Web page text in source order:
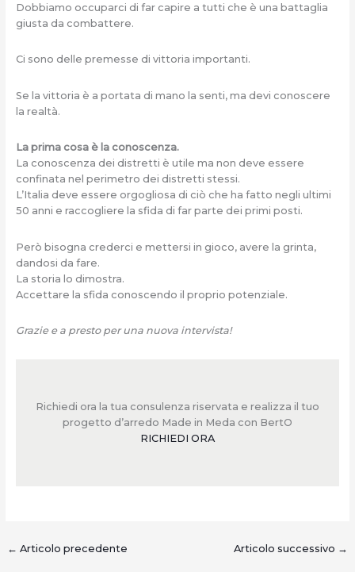
Dobbiamo occuparci di far capire a tutti che è una battaglia
giusta da combattere.
Ci sono delle premesse di vittoria importanti.
Se la vittoria è a portata di mano la senti, ma devi conoscere
la realtà.
La prima cosa è la conoscenza.
La conoscenza dei distretti è utile ma non deve essere
confinata nel perimetro dei distretti stessi.
L’Italia deve essere orgogliosa di ciò che ha fatto negli ultimi
50 anni e raccogliere la sfida di far parte dei primi posti.
Però bisogna crederci e mettersi in gioco, avere la grinta,
dandosi da fare.
La storia lo dimostra.
Accettare la sfida conoscendo il proprio potenziale.
Grazie e a presto per una nuova intervista!
Richiedi ora la tua consulenza riservata e realizza il tuo
progetto d’arredo Made in Meda con BertO
RICHIEDI ORA
← Articolo precedente Articolo successivo →